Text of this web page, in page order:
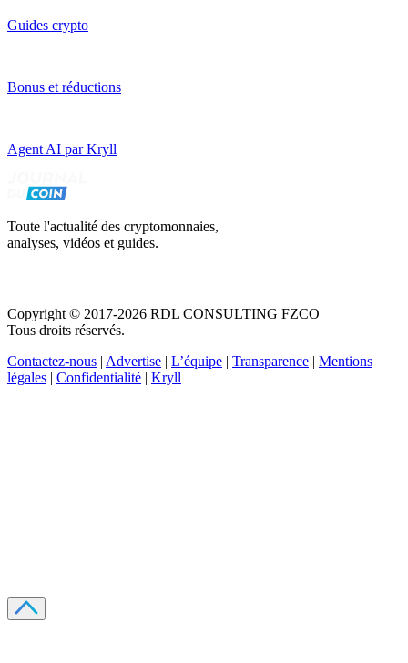
Guides crypto
Bonus et réductions
Agent AI par Kryll
Toute l'actualité des cryptomonnaies,
analyses, vidéos et guides.
Copyright © 2017-2026 RDL CONSULTING FZCO
Tous droits réservés.
Contactez-nous | Advertise | L’équipe | Transparence | Mentions
légales | Confidentialité | Kryll